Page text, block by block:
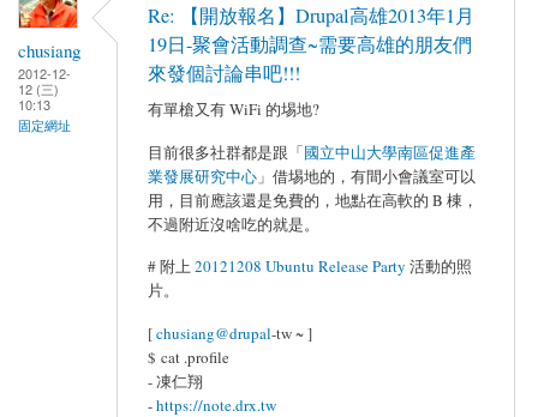
chusiang
2012-12-
12 (三)
10:13
固定網址
Re: 【開放報名】Drupal高雄2013年1月
19日-聚會活動調查~需要高雄的朋友們
來發個討論串吧!!!
有單槍又有 WiFi 的埸地?
目前很多社群都是跟「國立中山大學南區促進產
業發展研究中心 」借埸地的，有間小會議室可以
用，目前應該還是免費的，地點在高軟的 B 棟，
不過附近沒啥吃的就是。
# 附上 20121208 Ubuntu Release Party 活動的照
片。
[chusiang@drupal-tw ~ ]
$ cat .profile
- 凍仁翔
-https://note.drx.tw